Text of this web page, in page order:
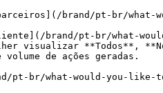
brand/pt-br/what-
brand/pt-br/what-
visualizar **Todos**,
de ações geradas.
br/what-would-you-like-